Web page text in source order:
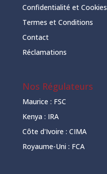
Confidentialité et Cookies
Termes et Conditions
Contact
Réclamations
Nos Régulateurs
Maurice : FSC
Kenya : IRA
Côte d'Ivoire : CIMA
Royaume-Uni : FCA